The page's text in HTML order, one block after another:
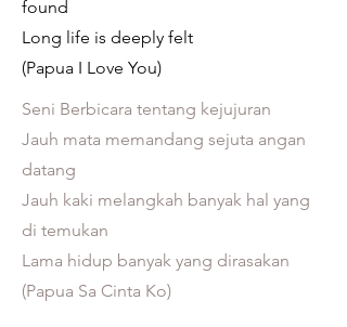
found
Long life is deeply felt
(Papua I Love You)
Seni Berbicara tentang kejujuran
Jauh mata memandang sejuta angan
datang
Jauh kaki melangkah banyak hal yang
di temukan
Lama hidup banyak yang dirasakan
(Papua Sa Cinta Ko)